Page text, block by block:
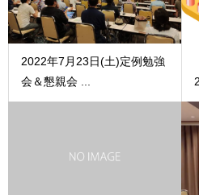
2022年7月23日(土)定例勉強
会＆懇親会 ...